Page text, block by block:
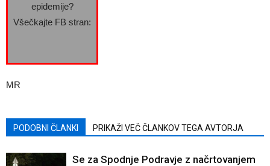
epidemije?
Všečkajte FB stran:
MR
PODOBNI ČLANKI PRIKAŽI VEČ ČLANKOV TEGA AVTORJA
Se za Spodnje Podravje z načrtovanjem